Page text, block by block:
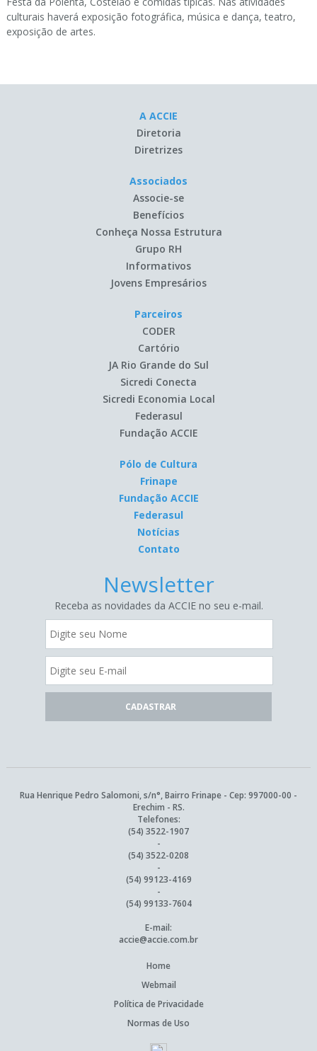
culturais haverá exposição fotográfica, música e dança, teatro,
exposição de artes.
A ACCIE
Diretoria
Diretrizes
Associados
Associe-se
Benefícios
Conheça Nossa Estrutura
Grupo RH
Informativos
Jovens Empresários
Parceiros
CODER
Cartório
JA Rio Grande do Sul
Sicredi Conecta
Sicredi Economia Local
Federasul
Fundação ACCIE
Pólo de Cultura
Frinape
Fundação ACCIE
Federasul
Notícias
Contato
Newsletter
Receba as novidades da ACCIE no seu e-mail.
Rua Henrique Pedro Salomoni, s/n°, Bairro Frinape - Cep: 997000-00 -
Erechim - RS.
Telefones:
(54) 3522-1907
-
(54) 3522-0208
-
(54) 99123-4169
-
(54) 99133-7604
E-mail:
accie@accie.com.br
Home
Webmail
Política de Privacidade
Normas de Uso